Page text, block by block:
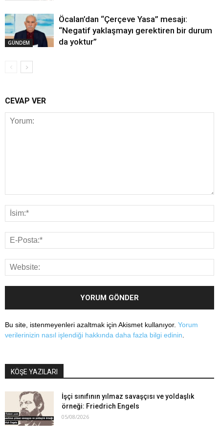
GÜNDEM
Öcalan’dan “Çerçeve Yasa” mesajı:
“Negatif yaklaşmayı gerektiren bir durum
da yoktur”
CEVAP VER
Bu site, istenmeyenleri azaltmak için Akismet kullanıyor. Yorum
verilerinizin nasıl işlendiği hakkında daha fazla bilgi edinin
KÖŞE YAZILARI
İşçi sınıfının yılmaz savaşçısı ve yoldaşlık
örneği: Friedrich Engels
05/08/2026